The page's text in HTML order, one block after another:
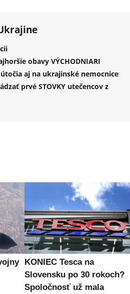
obavy VÝCHODNIARI
aj na ukrajinské nemocnice
prvé STOVKY utečencov z
KONIEC Tesca na
Slovensku po 30 rokoch?
Spoločnosť už mala